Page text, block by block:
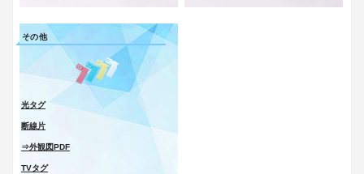
その他
光タグ
断線片
⇒外観図PDF
TVタグ